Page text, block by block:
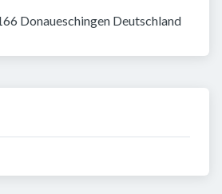
Donaueschingen Deutschland